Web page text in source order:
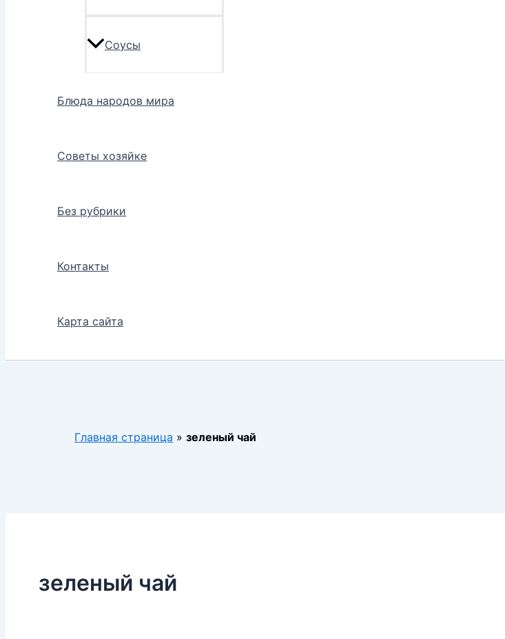
Соусы
Блюда народов мира
Советы хозяйке
Без рубрики
Контакты
Карта сайта
Главная страница » зеленый чай
зеленый чай